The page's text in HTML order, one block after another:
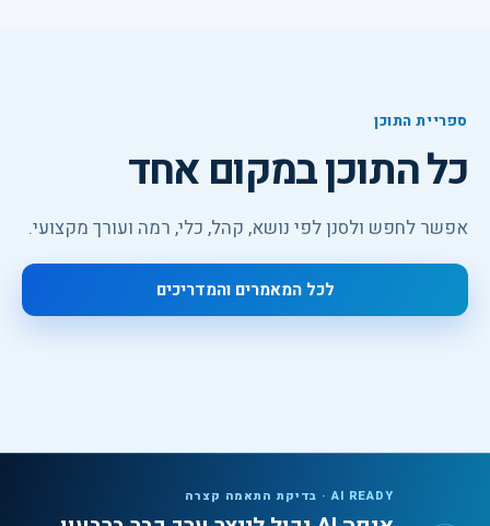
ספריית התוכן
כל התוכן במקום אחד
אפשר לחפש ולסנן לפי נושא, קהל, כלי, רמה ועורך מקצועי.
לכל המאמרים והמדריכים
AI READY · בדיקת התאמה קצרה